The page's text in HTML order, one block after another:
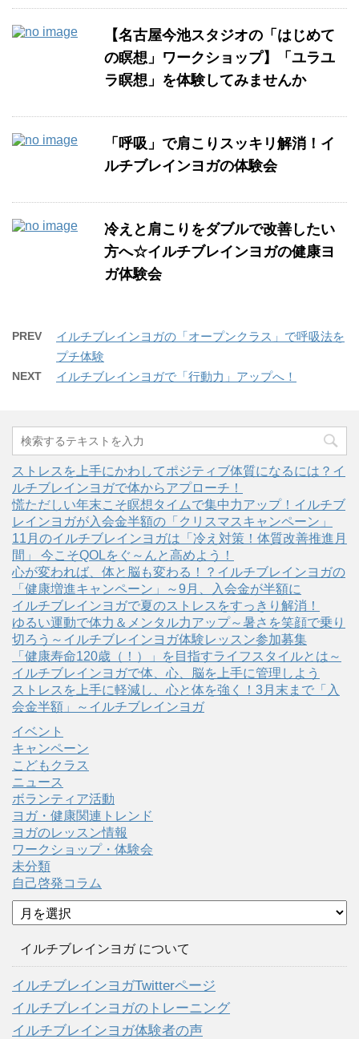
【名古屋今池スタジオの「はじめて
の瞑想」ワークショップ】「ユラユ
ラ瞑想」を体験してみませんか
「呼吸」で肩こりスッキリ解消！イ
ルチブレインヨガの体験会
冷えと肩こりをダブルで改善したい
方へ☆イルチブレインヨガの健康ヨ
ガ体験会
PREV
イルチブレインヨガの「オープンクラス」で呼吸法を
プチ体験
NEXT イルチブレインヨガで「行動力」アップへ！
ストレスを上手にかわしてポジティブ体質になるには？イ
ルチブレインヨガで体からアプローチ！
慌ただしい年末こそ瞑想タイムで集中力アップ！イルチブ
レインヨガが入会金半額の「クリスマスキャンペーン」
11月のイルチブレインヨガは「冷え対策！体質改善推進月
間」 今こそQOLをぐ～んと高めよう！
心が変われば、体と脳も変わる！？イルチブレインヨガの
「健康増進キャンペーン」～9月、入会金が半額に
イルチブレインヨガで夏のストレスをすっきり解消！
ゆるい運動で体力＆メンタル力アップ～暑さを笑顔で乗り
切ろう～イルチブレインヨガ体験レッスン参加募集
「健康寿命120歳（！）」を目指すライフスタイルとは～
イルチブレインヨガで体、心、脳を上手に管理しよう
ストレスを上手に軽減し、心と体を強く！3月末まで「入
会金半額」～イルチブレインヨガ
イベント
キャンペーン
こどもクラス
ニュース
ボランティア活動
ヨガ・健康関連トレンド
ヨガのレッスン情報
ワークショップ・体験会
未分類
自己啓発コラム
ア
ー
イルチブレインヨガ について
イルチブレインヨガTwitterページ
イルチブレインヨガのトレーニング
イルチブレインヨガ体験者の声